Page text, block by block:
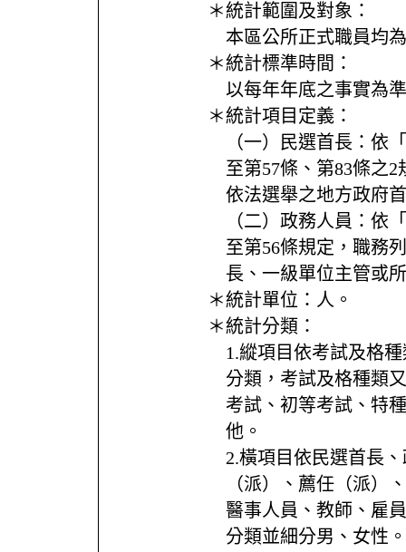
＊統計範圍及對象：
本區公所正式職員均
＊統計標準時間：
以每年年底之事實為
＊統計項目定義：
（一）民選首長：依
至第57條、第83條之
依法選舉之地方政府
（二）政務人員：依
至第56條規定，職務
長、一級單位主管或
＊統計單位： 人。
＊統計分類：
1.縱項目依考試及格
分類，考試及格種類
考試、初等考試、特
他。
2.橫項目依民選首長
（派）、薦任（派）
醫事人員、教師、雇
分類並細分男、女性。